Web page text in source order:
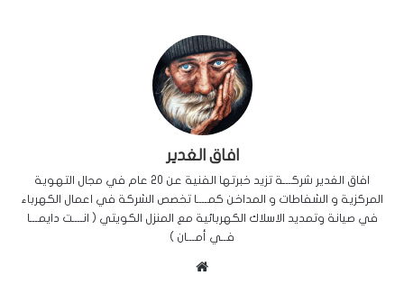
افاق الغدير
افاق الغدير شركـــة تزيد خبرتها الفنية عن 20 عام في مجال التهوية
المركزية و الشفاطات و المداخن كمــــا تخصص الشركة في اعمال الكهرباء
في صيانة وتمديد الاسلاك الكهربائية مع المنزل الكويتي ( انــــت دايمـــا
فــي أمـــان )